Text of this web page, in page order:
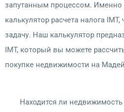
запутанным процессом.
калькулятор расчета налога
задачу. Наш калькулятор
IMT, который вы можете
покупке недвижимости на
Находится ли